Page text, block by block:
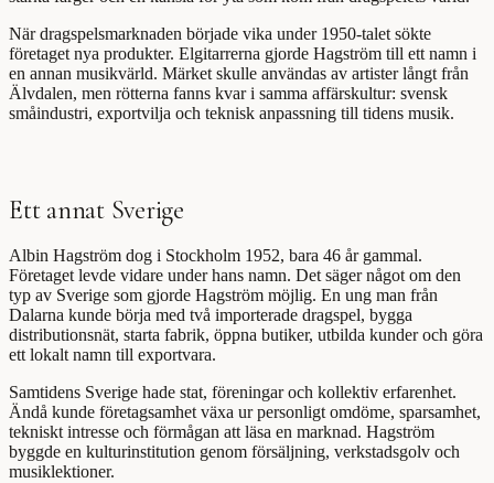
När dragspelsmarknaden började vika under 1950-talet sökte
företaget nya produkter. Elgitarrerna gjorde Hagström till ett namn i
en annan musikvärld. Märket skulle användas av artister långt från
Älvdalen, men rötterna fanns kvar i samma affärskultur: svensk
småindustri, exportvilja och teknisk anpassning till tidens musik.
Ett annat Sverige
Albin Hagström dog i Stockholm 1952, bara 46 år gammal.
Företaget levde vidare under hans namn. Det säger något om den
typ av Sverige som gjorde Hagström möjlig. En ung man från
Dalarna kunde börja med två importerade dragspel, bygga
distributionsnät, starta fabrik, öppna butiker, utbilda kunder och göra
ett lokalt namn till exportvara.
Samtidens Sverige hade stat, föreningar och kollektiv erfarenhet.
Ändå kunde företagsamhet växa ur personligt omdöme, sparsamhet,
tekniskt intresse och förmågan att läsa en marknad. Hagström
byggde en kulturinstitution genom försäljning, verkstadsgolv och
musiklektioner.